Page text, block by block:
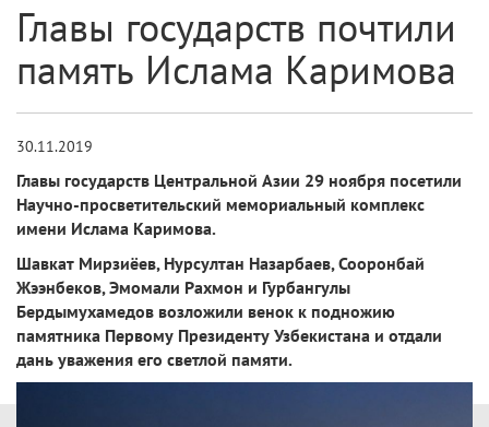
Главы государств почтили
память Ислама Каримова
30.11.2019
Главы государств Центральной Азии 29 ноября посетили
Научно-просветительский мемориальный комплекс
имени Ислама Каримова.
Шавкат Мирзиёев, Нурсултан Назарбаев, Сооронбай
Жээнбеков, Эмомали Рахмон и Гурбангулы
Бердымухамедов возложили венок к подножию
памятника Первому Президенту Узбекистана и отдали
дань уважения его светлой памяти.